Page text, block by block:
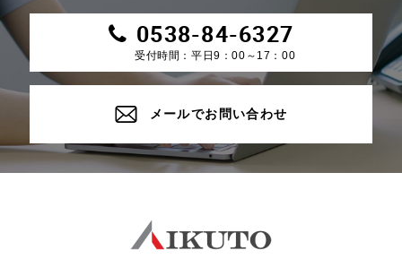
0538-84-6327
受付時間：平日9：00～17：00
メールでお問い合わせ